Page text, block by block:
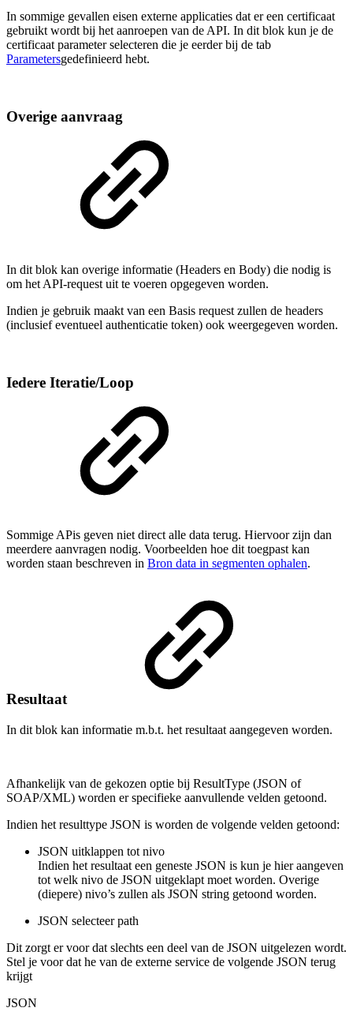
In sommige gevallen eisen externe applicaties dat er een certificaat
gebruikt wordt bij het aanroepen van de API. In dit blok kun je de
certificaat parameter selecteren die je eerder bij de tab
Parametersgedefinieerd hebt.
Overige aanvraag
In dit blok kan overige informatie (Headers en Body) die nodig is
om het API-request uit te voeren opgegeven worden.
Indien je gebruik maakt van een Basis request zullen de headers
(inclusief eventueel authenticatie token) ook weergegeven worden.
Iedere Iteratie/Loop
Sommige APis geven niet direct alle data terug. Hiervoor zijn dan
meerdere aanvragen nodig. Voorbeelden hoe dit toegpast kan
worden staan beschreven in Bron data in segmenten ophalen.
Resultaat
In dit blok kan informatie m.b.t. het resultaat aangegeven worden.
Afhankelijk van de gekozen optie bij ResultType (JSON of
SOAP/XML) worden er specifieke aanvullende velden getoond.
Indien het resulttype JSON is worden de volgende velden getoond:
JSON uitklappen tot nivo
Indien het resultaat een geneste JSON is kun je hier aangeven
tot welk nivo de JSON uitgeklapt moet worden. Overige
(diepere) nivo’s zullen als JSON string getoond worden.
JSON selecteer path
Dit zorgt er voor dat slechts een deel van de JSON uitgelezen wordt.
Stel je voor dat he van de externe service de volgende JSON terug
krijgt
JSON